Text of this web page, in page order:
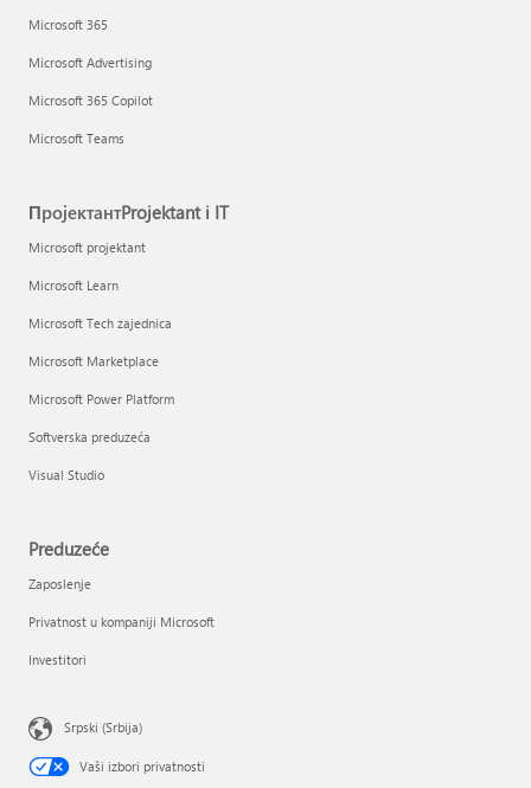
Microsoft 365
Microsoft Advertising
Microsoft 365 Copilot
Microsoft Teams
ПројектантProjektant i IT
Microsoft projektant
Microsoft Learn
Microsoft Tech zajednica
Microsoft Marketplace
Microsoft Power Platform
Softverska preduzeća
Visual Studio
Preduzeće
Zaposlenje
Privatnost u kompaniji Microsoft
Investitori
Srpski (Srbija)
Vaši izbori privatnosti